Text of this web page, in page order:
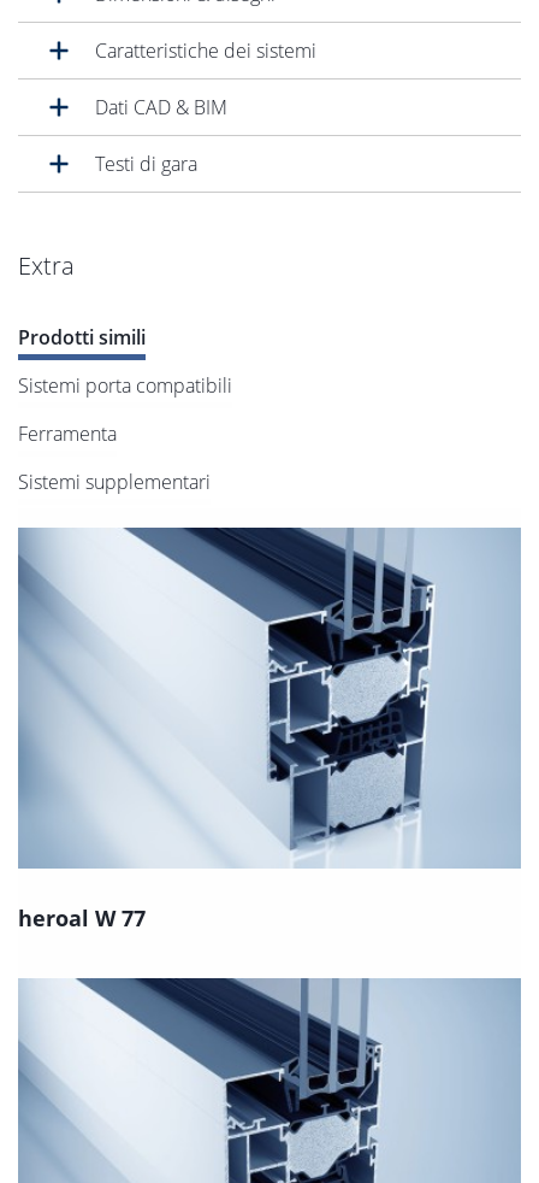
Caratteristiche dei sistemi
Dati CAD & BIM
Testi di gara
Extra
Prodotti simili
Sistemi porta compatibili
Ferramenta
Sistemi supplementari
heroal W 77